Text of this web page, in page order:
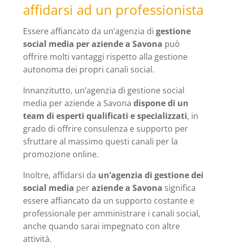
affidarsi ad un professionista
Essere affiancato da un’agenzia di gestione
social media per aziende a Savona può
offrire molti vantaggi rispetto alla gestione
autonoma dei propri canali social.
Innanzitutto, un’agenzia di gestione social
media per aziende a Savona dispone di un
team di esperti qualificati e specializzati, in
grado di offrire consulenza e supporto per
sfruttare al massimo questi canali per la
promozione online.
Inoltre, affidarsi da un’agenzia di gestione dei
social media peraziende a Savona significa
essere affiancato da un supporto costante e
professionale per amministrare i canali social,
anche quando sarai impegnato con altre
attività.